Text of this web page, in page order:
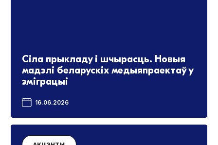
Сіла прыкладу і шчырасць. Новыя
мадэлі беларускіх медыяпраектаў у
эміграцыі
16.06.2026